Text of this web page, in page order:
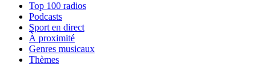
Top 100 radios
Podcasts
Sport en direct
À proximité
Genres musicaux
Thèmes